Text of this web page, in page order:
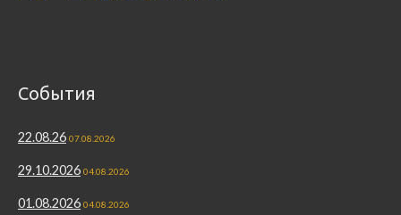
События
22.08.26 07.08.2026
29.10.2026 04.08.2026
01.08.2026 04.08.2026